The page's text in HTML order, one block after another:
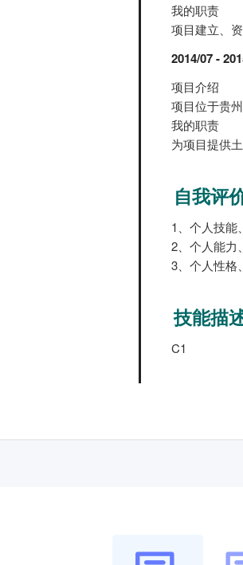
我的职责
项目建立、
2014/07 -
项目介绍
项目位于贵
我的职责
为项目提供
自我评
1、个人技能
2、个人能力
3、个人性格
技能描
C1